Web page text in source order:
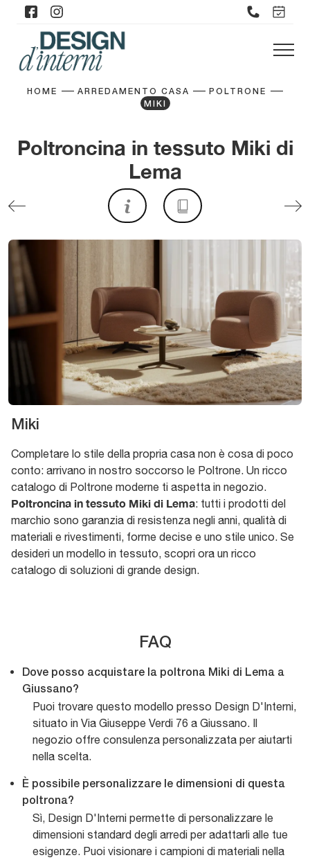
HOME ARREDAMENTO CASA
POLTRONE
MIKI
Poltroncina in tessuto Miki di
Lema
Miki
Completare lo stile della propria casa non è cosa di poco
conto: arrivano in nostro soccorso le Poltrone. Un ricco
catalogo di Poltrone moderne ti aspetta in negozio.
Poltroncina in tessuto Miki di Lema: tutti i prodotti del
marchio sono garanzia di resistenza negli anni, qualità di
materiali e rivestimenti, forme decise e uno stile unico. Se
desideri un modello in tessuto, scopri ora un ricco
catalogo di soluzioni di grande design.
FAQ
Dove posso acquistare la poltrona Miki di Lema a
Giussano?
Puoi trovare questo modello presso Design D'Interni,
situato in Via Giuseppe Verdi 76 a Giussano. Il
negozio offre consulenza personalizzata per aiutarti
nella scelta.
È possibile personalizzare le dimensioni di questa
poltrona?
Sì, Design D'Interni permette di personalizzare le
dimensioni standard degli arredi per adattarli alle tue
esigenze. Puoi visionare i campioni di materiali nella